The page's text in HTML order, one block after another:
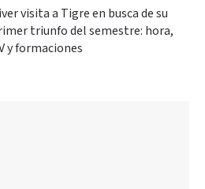
visita a Tigre en busca de su
triunfo del semestre: hora,
y formaciones